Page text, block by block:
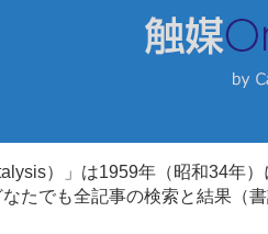
）」は1959年（昭和34年
たでも全記事の検索と結果（